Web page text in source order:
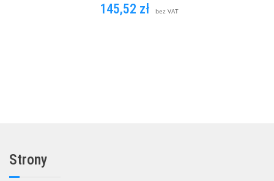
145,52 zł bez VAT
Strony